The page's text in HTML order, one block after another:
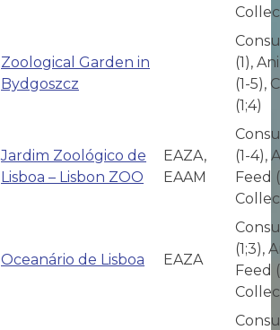
Zoological Garden in
Bydgoszcz
(1),
(1-5),
(1;4)
Jardim Zoológico de
Lisboa – Lisbon ZOO
EAZA,
EAAM
(1-4),
Feed
Oceanário de Lisboa EAZA
(1;3),
Feed